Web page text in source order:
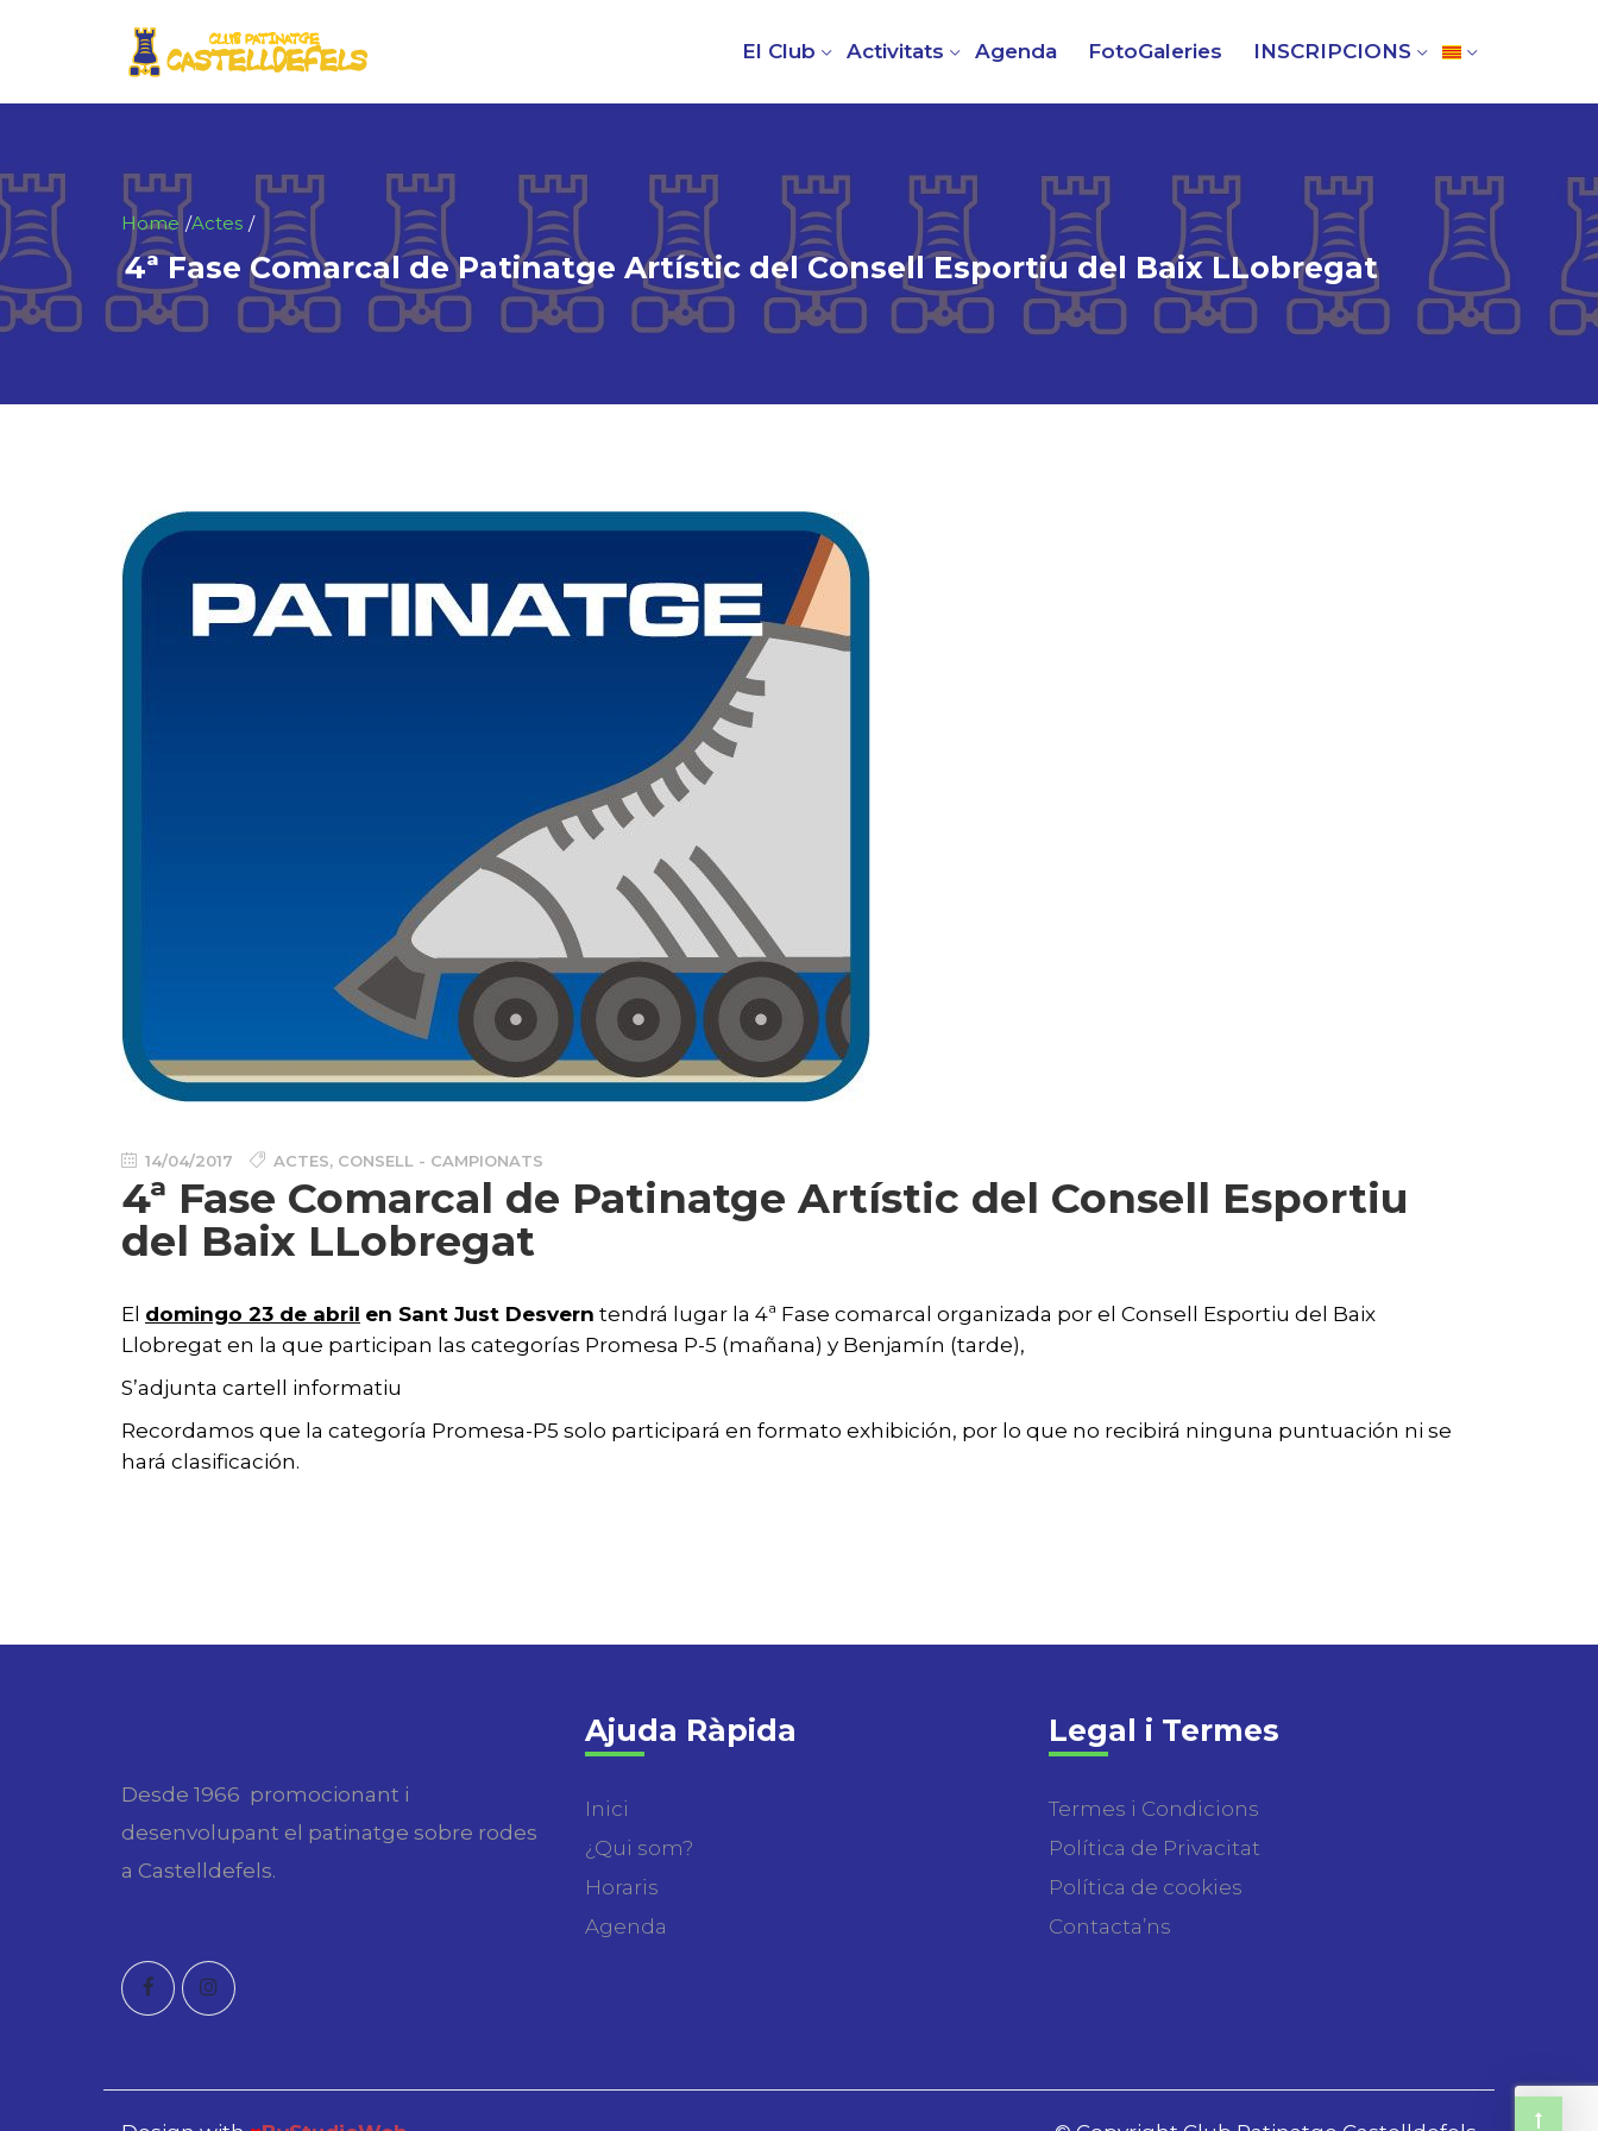
El Club Activitats Agenda FotoGaleries INSCRIPCIONS
Home Actes
4ª Fase Comarcal de Patinatge Artístic del Consell Esportiu del Baix LLobregat
14/04/2017 ACTES, CONSELL - CAMPIONATS
4ª Fase Comarcal de Patinatge Artístic del Consell Esportiu
del Baix LLobregat
El domingo 23 de abril en Sant Just Desvern tendrá lugar la 4ª Fase comarcal organizada por el Consell Esportiu del Baix
Llobregat en la que participan las categorías Promesa P-5 (mañana) y Benjamín (tarde),
S’adjunta cartell informatiu
Recordamos que la categoría Promesa-P5 solo participará en formato exhibición, por lo que no recibirá ninguna puntuación ni se
hará clasificación.
Desde 1966 promocionant i
desenvolupant el patinatge sobre rodes
a Castelldefels.
Ajuda Ràpida
Inici
¿Qui som?
Horaris
Agenda
Legal i Termes
Termes i Condicions
Política de Privacitat
Política de cookies
Contacta’ns